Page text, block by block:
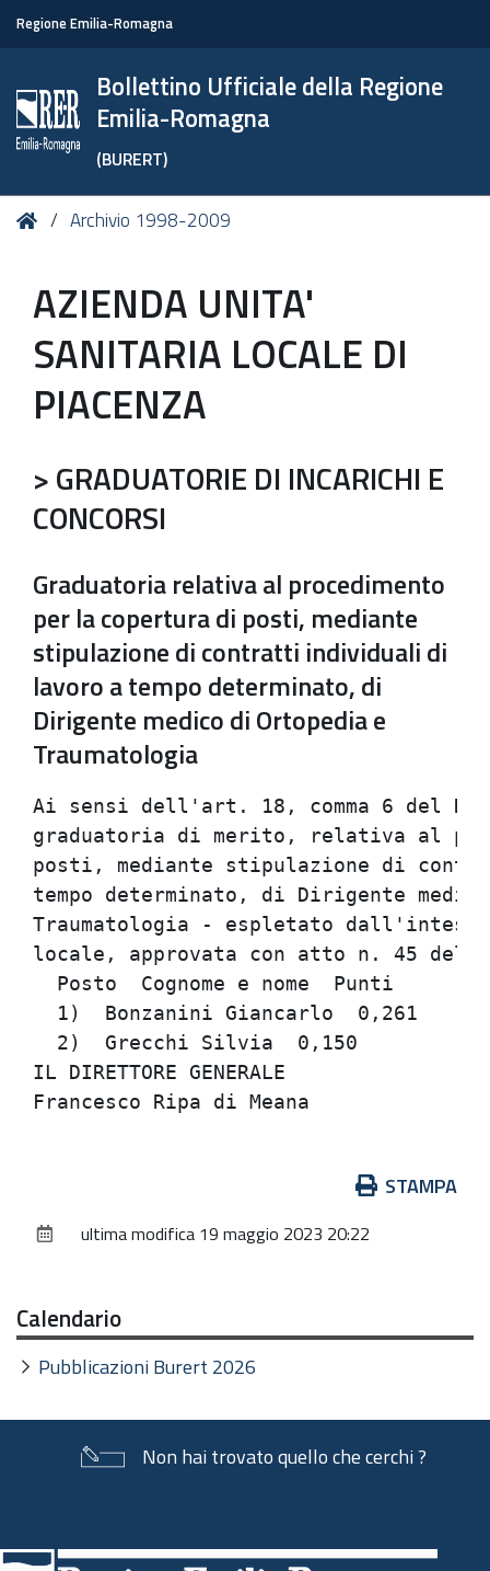
Regione Emilia-Romagna
Bollettino Ufficiale della Regione
Emilia-Romagna
(BURERT)
Tu HomeArchivio 1998-2009
AZIENDA UNITA'
SANITARIA LOCALE DI
PIACENZA
> GRADUATORIE DI INCARICHI E
CONCORSI
Graduatoria relativa al procedimento
per la copertura di posti, mediante
stipulazione di contratti individuali di
lavoro a tempo determinato, di
Dirigente medico di Ortopedia e
Traumatologia
Ai sensi dell'art. 18, comma
graduatoria di merito, relativa
posti, mediante
tempo determinato, di
Traumatologia - espletato
locale, approvata
Posto
1)
2)
IL
documento
STAMPA
ultima modifica 19 maggio 2023 20:22
Calendario
Pubblicazioni Burert 2026
Non hai trovato quello che cerchi ?
di